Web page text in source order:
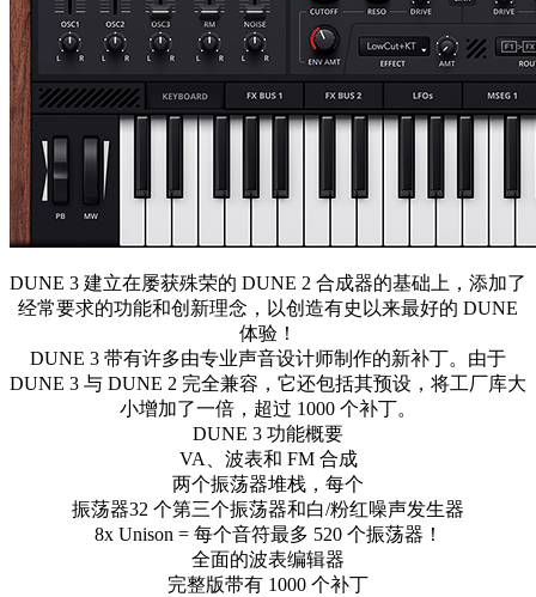
DUNE 3 建立在屡获殊荣的 DUNE 2 合成器的基础上，添加了
经常要求的功能和创新理念，以创造有史以来最好的 DUNE
体验！
DUNE 3 带有许多由专业声音设计师制作的新补丁。由于
DUNE 3 与 DUNE 2 完全兼容，它还包括其预设，将工厂库大
小增加了一倍，超过 1000 个补丁。
DUNE 3 功能概要
VA、波表和 FM 合成
两个振荡器堆栈，每个
振荡器32 个第三个振荡器和白/粉红噪声发生器
8x Unison = 每个音符最多 520 个振荡器！
全面的波表编辑器
完整版带有 1000 个补丁